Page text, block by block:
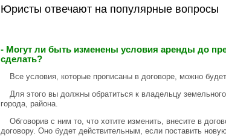
Юристы отвечают на популярные вопросы
- Могут ли быть изменены условия аренды до
сделать?
Все условия, которые прописаны в договоре, можно
Для этого вы должны обратиться к владельцу
города, района.
Обговорив с ним то, что хотите изменить, внесите в
договору. Оно будет действительным, если поставить